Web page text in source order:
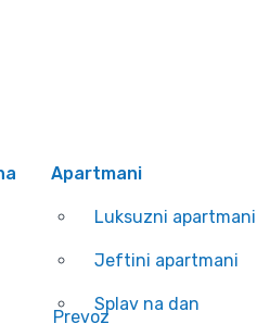
Apartmani
Luksuzni apartmani
Jeftini apartmani
Splav na dan
Kako da
Prevoz